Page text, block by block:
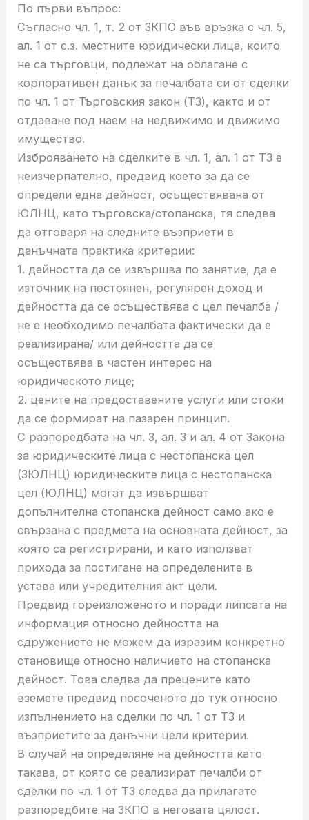
По първи въпрос:
Съгласно чл. 1, т. 2 от ЗКПО във връзка с чл. 5,
ал. 1 от с.з. местните юридически лица, които
не са търговци, подлежат на облагане с
корпоративен данък за печалбата си от сделки
по чл. 1 от Търговския закон (ТЗ), както и от
отдаване под наем на недвижимо и движимо
имущество.
Изброяването на сделките в чл. 1, ал. 1 от ТЗ е
неизчерпателно, предвид което за да се
определи една дейност, осъществявана от
ЮЛНЦ, като търговска/стопанска, тя следва
да отговаря на следните възприети в
данъчната практика критерии:
1. дейността да се извършва по занятие, да е
източник на постоянен, регулярен доход и
дейността да се осъществява с цел печалба /
не е необходимо печалбата фактически да е
реализирана/ или дейността да се
осъществява в частен интерес на
юридическото лице;
2. цените на предоставените услуги или стоки
да се формират на пазарен принцип.
С разпоредбата на чл. 3, ал. 3 и ал. 4 от Закона
за юридическите лица с нестопанска цел
(ЗЮЛНЦ) юридическите лица с нестопанска
цел (ЮЛНЦ) могат да извършват
допълнителна стопанска дейност само ако е
свързана с предмета на основната дейност, за
която са регистрирани, и като използват
прихода за постигане на определените в
устава или учредителния акт цели.
Предвид гореизложеното и поради липсата на
информация относно дейността на
сдружението не можем да изразим конкретно
становище относно наличието на стопанска
дейност. Това следва да прецените като
вземете предвид посоченото до тук относно
изпълнението на сделки по чл. 1 от ТЗ и
възприетите за данъчни цели критерии.
В случай на определяне на дейността като
такава, от която се реализират печалби от
сделки по чл. 1 от ТЗ следва да прилагате
разпоредбите на ЗКПО в неговата цялост.